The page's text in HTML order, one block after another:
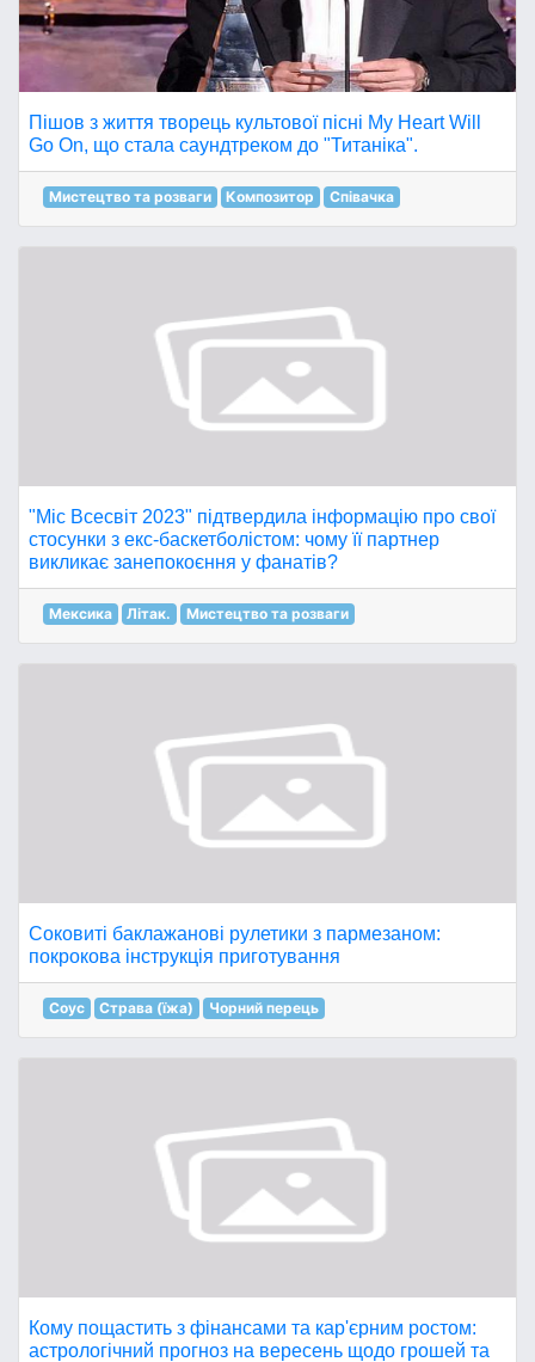
Пішов з життя творець культової пісні My Heart Will
Go On, що стала саундтреком до "Титаніка".
Мистецтво та розваги Композитор Співачка
"Міс Всесвіт 2023" підтвердила інформацію про свої
стосунки з екс-баскетболістом: чому її партнер
викликає занепокоєння у фанатів?
Мексика Літак. Мистецтво та розваги
Соковиті баклажанові рулетики з пармезаном:
покрокова інструкція приготування
Соус Страва (їжа) Чорний перець
Кому пощастить з фінансами та кар'єрним ростом:
астрологічний прогноз на вересень щодо грошей та